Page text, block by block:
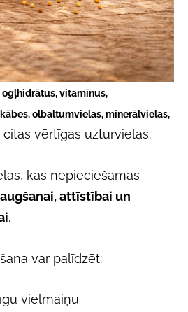
ogļhidrātus, vitamīnus,
olbaltumvielas, minerālvielas,
vērtīgas uzturvielas.
kas nepieciešamas
augšanai, attīstībai un
.
var palīdzēt:
vielmaiņu